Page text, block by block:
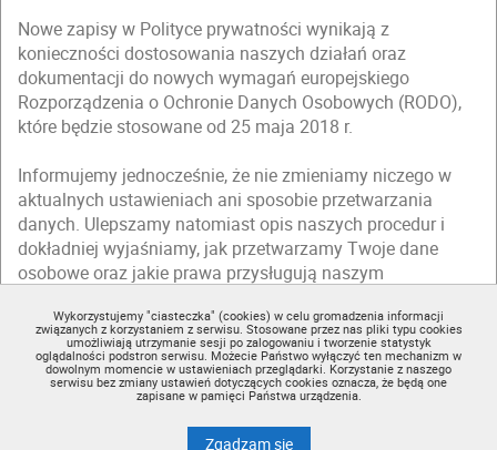
Wykorzystujemy "ciasteczka" (cookies) w celu gromadzenia informacji
związanych z korzystaniem z serwisu. Stosowane przez nas pliki typu cookies
umożliwiają utrzymanie sesji po zalogowaniu i tworzenie statystyk
oglądalności podstron serwisu. Możecie Państwo wyłączyć ten mechanizm w
dowolnym momencie w ustawieniach przeglądarki. Korzystanie z naszego
serwisu bez zmiany ustawień dotyczących cookies oznacza, że będą one
zapisane w pamięci Państwa urządzenia.
Zgadzam sięna wykorzystanie plików
Nowe zapisy w Polityce prywatności wynikają z
konieczności dostosowania naszych działań oraz
dokumentacji do nowych wymagań europejskiego
Rozporządzenia o Ochronie Danych Osobowych (RODO),
które będzie stosowane od 25 maja 2018 r.
Informujemy jednocześnie, że nie zmieniamy niczego w
aktualnych ustawieniach ani sposobie przetwarzania
danych. Ulepszamy natomiast opis naszych procedur i
dokładniej wyjaśniamy, jak przetwarzamy Twoje dane
osobowe oraz jakie prawa przysługują naszym
Zapraszamy Cię do zapoznania się ze zmienionąPolityką
prywatności(dostępną w regulaminie).
Akceptuję